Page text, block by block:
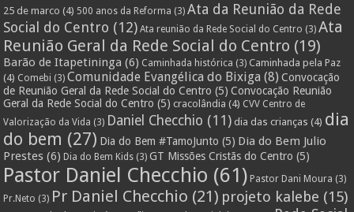
25 de marco (4) 500 anos da Reforma (3) Ata da Reunião da Rede
Social do Centro (12) Ata reunião da Rede Social do Centro (3) Ata
Reunião Geral da Rede Social do Centro (19)
Barão de Itapetininga (6) Caminhada histórica (3) Caminhada pela Paz
(4) Comebi (3) Comunidade Evangélica do Bixiga (8) Convocação
de Reunião Geral da Rede Social do Centro (5) Convocação Reunião
Geral da Rede Social do Centro (5) cracolândia (4) CVV Centro de
Valorização da Vida (3) Daniel Checchio (11) dia das crianças (4) dia
do bem (27) Dia do Bem #TamoJunto (5) Dia do Bem Julio
Prestes (6) Dia do Bem Kids (3) GT Missões Cristãs do Centro (5)
Pastor Daniel Checchio (61) Pastor Dani Moura (3)
Pr.Neto (3) Pr Daniel Checchio (21) projeto kalebe (15)